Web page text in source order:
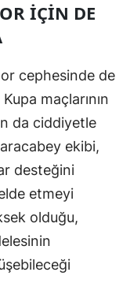
Uşak
Yozgat
Zonguldak
Aksaray
Bayburt
Karaman
Kırıkkale
İÇIN DE
cephesinde de
maçlarının
da ciddiyetle
ekibi,
desteğini
etmeyi
olduğu,